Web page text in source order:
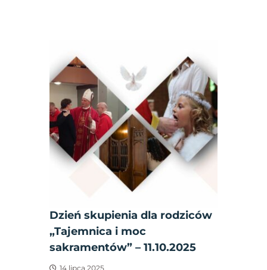
Dzień skupienia dla rodziców
„Tajemnica i moc
sakramentów” – 11.10.2025
14 lipca 2025